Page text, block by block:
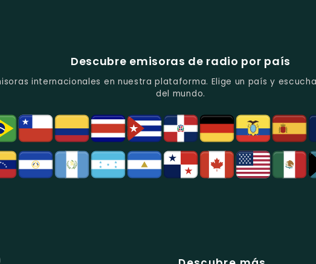
Descubre emisoras de radio por país
internacionales en nuestra plataforma. Elige un país y
del mundo.